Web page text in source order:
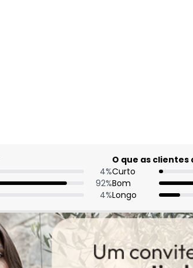
4%
92%
4%
O que as
Curto
Bom
Longo